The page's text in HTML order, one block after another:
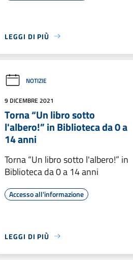
LEGGI DI PIÙ
NOTIZIE
9 DICEMBRE 2021
Torna “Un libro sotto
l'albero!” in Biblioteca da 0 a
14 anni
Torna “Un libro sotto l'albero!” in
Biblioteca da 0 a 14 anni
Accesso all'informazione
LEGGI DI PIÙ